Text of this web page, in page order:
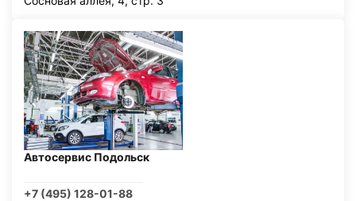
Автосервис Подольск
+7 (495) 128-01-88